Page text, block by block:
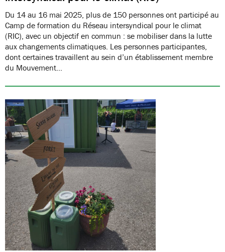
Du 14 au 16 mai 2025, plus de 150 personnes ont participé au
Camp de formation du Réseau intersyndical pour le climat
(RIC), avec un objectif en commun : se mobiliser dans la lutte
aux changements climatiques. Les personnes participantes,
dont certaines travaillent au sein d’un établissement membre
du Mouvement…